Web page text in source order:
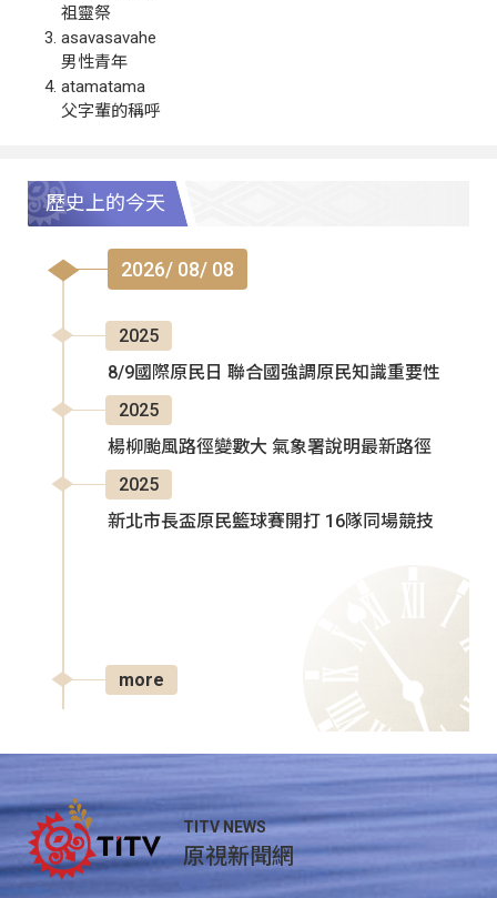
祖靈祭
asavasavahe
男性青年
atamatama
父字輩的稱呼
歷史上的今天
2026/ 08/ 08
2025
8/9國際原民日 聯合國強調原民知識重要性
2025
楊柳颱風路徑變數大 氣象署說明最新路徑
2025
新北市長盃原民籃球賽開打 16隊同場競技
more
TITV NEWS
原視新聞網